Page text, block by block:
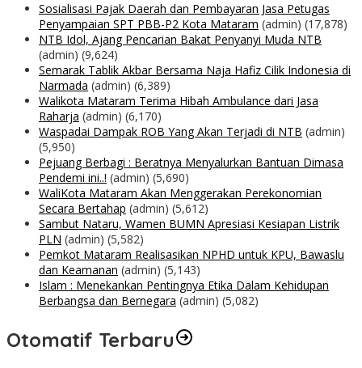
Sosialisasi Pajak Daerah dan Pembayaran Jasa Petugas
Penyampaian SPT PBB-P2 Kota Mataram (admin) (17,878)
NTB Idol, Ajang Pencarian Bakat Penyanyi Muda NTB
(admin) (9,624)
Semarak Tablik Akbar Bersama Naja Hafiz Cilik Indonesia di
Narmada (admin) (6,389)
Walikota Mataram Terima Hibah Ambulance dari Jasa
Raharja (admin) (6,170)
Waspadai Dampak ROB Yang Akan Terjadi di NTB (admin)
(5,950)
Pejuang Berbagi : Beratnya Menyalurkan Bantuan Dimasa
Pendemi ini..! (admin) (5,690)
WaliKota Mataram Akan Menggerakan Perekonomian
Secara Bertahap (admin) (5,612)
Sambut Nataru, Wamen BUMN Apresiasi Kesiapan Listrik
PLN (admin) (5,582)
Pemkot Mataram Realisasikan NPHD untuk KPU, Bawaslu
dan Keamanan (admin) (5,143)
Islam : Menekankan Pentingnya Etika Dalam Kehidupan
Berbangsa dan Bernegara (admin) (5,082)
Otomatif Terbaru